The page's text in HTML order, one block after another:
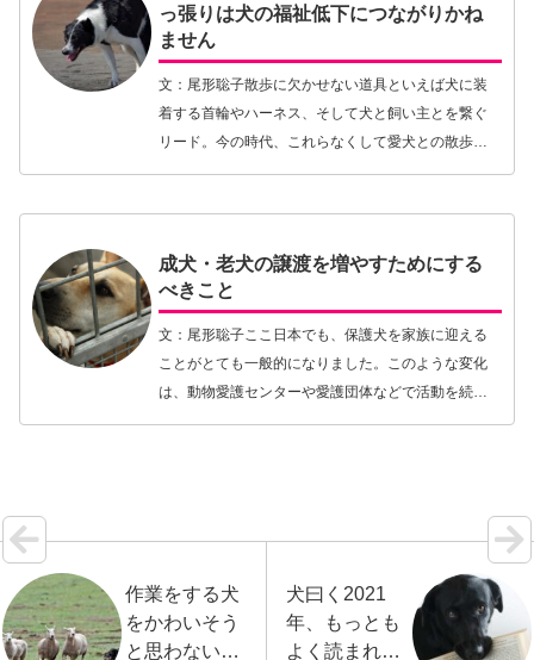
っ張りは犬の福祉低下につながりかね
ません
文：尾形聡子散歩に欠かせない道具といえば犬に装
着する首輪やハーネス、そして犬と飼い主とを繋ぐ
リード。今の時代、これらなくして愛犬との散歩を
することはできません。日常的に使うものだけに、
成犬・老犬の譲渡を増やすためにする
べきこと
文：尾形聡子ここ日本でも、保護犬を家族に迎える
ことがとても一般的になりました。このような変化
は、動物愛護センターや愛護団体などで活動を続け
ている方々の日々の努力の積み重ねがあるからこそ
作業をする犬
をかわいそう
と思わないよ
犬曰く2021
年、もっとも
よく読まれた